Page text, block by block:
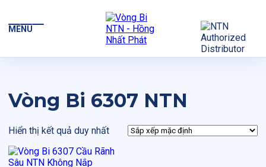
MENU
Vòng Bi 6307 NTN
Hiển thị kết quả duy nhất